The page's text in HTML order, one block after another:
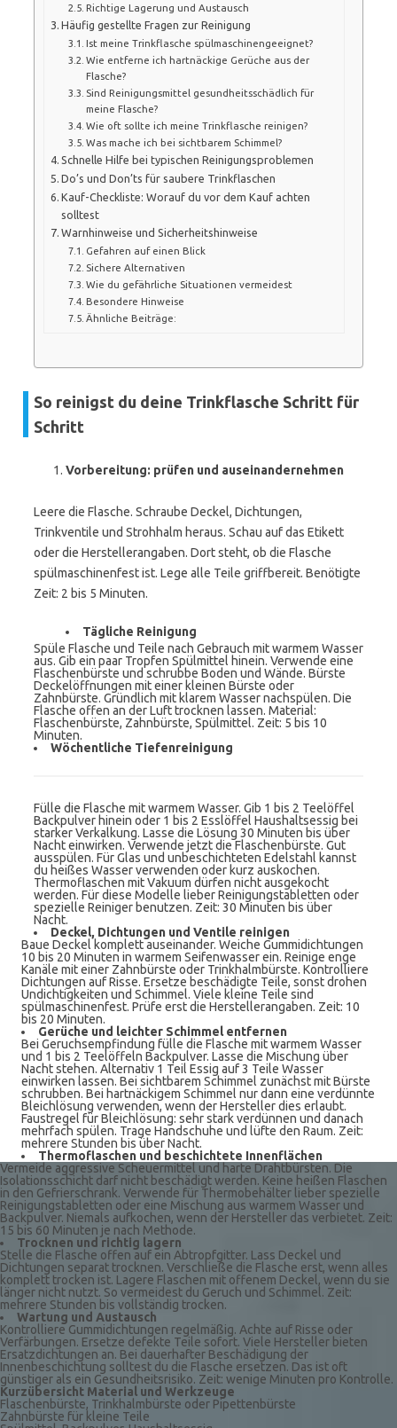
Richtige Lagerung und Austausch
Häufig gestellte Fragen zur Reinigung
Ist meine Trinkflasche spülmaschinengeeignet?
Wie entferne ich hartnäckige Gerüche aus der
Flasche?
Sind Reinigungsmittel gesundheitsschädlich für
meine Flasche?
Wie oft sollte ich meine Trinkflasche reinigen?
Was mache ich bei sichtbarem Schimmel?
Schnelle Hilfe bei typischen Reinigungsproblemen
Do’s und Don’ts für saubere Trinkflaschen
Kauf-Checkliste: Worauf du vor dem Kauf achten
solltest
Warnhinweise und Sicherheitshinweise
Gefahren auf einen Blick
Sichere Alternativen
Wie du gefährliche Situationen vermeidest
Besondere Hinweise
Ähnliche Beiträge:
So reinigst du deine Trinkflasche Schritt für
Schritt
Vorbereitung: prüfen und auseinandernehmen
Leere die Flasche. Schraube Deckel, Dichtungen,
Trinkventile und Strohhalm heraus. Schau auf das Etikett
oder die Herstellerangaben. Dort steht, ob die Flasche
spülmaschinenfest ist. Lege alle Teile griffbereit. Benötigte
Zeit: 2 bis 5 Minuten.
Tägliche Reinigung
Spüle Flasche und Teile nach Gebrauch mit warmem Wasser
aus. Gib ein paar Tropfen Spülmittel hinein. Verwende eine
Flaschenbürste und schrubbe Boden und Wände. Bürste
Deckelöffnungen mit einer kleinen Bürste oder
Zahnbürste. Gründlich mit klarem Wasser nachspülen. Die
Flasche offen an der Luft trocknen lassen. Material:
Flaschenbürste, Zahnbürste, Spülmittel. Zeit: 5 bis 10
Minuten.
Wöchentliche Tiefenreinigung
Fülle die Flasche mit warmem Wasser. Gib 1 bis 2 Teelöffel
Backpulver hinein oder 1 bis 2 Esslöffel Haushaltsessig bei
starker Verkalkung. Lasse die Lösung 30 Minuten bis über
Nacht einwirken. Verwende jetzt die Flaschenbürste. Gut
ausspülen. Für Glas und unbeschichteten Edelstahl kannst
du heißes Wasser verwenden oder kurz auskochen.
Thermoflaschen mit Vakuum dürfen nicht ausgekocht
werden. Für diese Modelle lieber Reinigungstabletten oder
spezielle Reiniger benutzen. Zeit: 30 Minuten bis über
Nacht.
Deckel, Dichtungen und Ventile reinigen
Baue Deckel komplett auseinander. Weiche Gummidichtungen
10 bis 20 Minuten in warmem Seifenwasser ein. Reinige enge
Kanäle mit einer Zahnbürste oder Trinkhalmbürste. Kontrolliere
Dichtungen auf Risse. Ersetze beschädigte Teile, sonst drohen
Undichtigkeiten und Schimmel. Viele kleine Teile sind
spülmaschinenfest. Prüfe erst die Herstellerangaben. Zeit: 10
bis 20 Minuten.
Gerüche und leichter Schimmel entfernen
Bei Geruchsempfindung fülle die Flasche mit warmem Wasser
und 1 bis 2 Teelöffeln Backpulver. Lasse die Mischung über
Nacht stehen. Alternativ 1 Teil Essig auf 3 Teile Wasser
einwirken lassen. Bei sichtbarem Schimmel zunächst mit Bürste
schrubben. Bei hartnäckigem Schimmel nur dann eine verdünnte
Bleichlösung verwenden, wenn der Hersteller dies erlaubt.
Faustregel für Bleichlösung: sehr stark verdünnen und danach
mehrfach spülen. Trage Handschuhe und lüfte den Raum. Zeit:
mehrere Stunden bis über Nacht.
Thermoflaschen und beschichtete Innenflächen
Vermeide aggressive Scheuermittel und harte Drahtbürsten. Die
Isolationsschicht darf nicht beschädigt werden. Keine heißen Flaschen
in den Gefrierschrank. Verwende für Thermobehälter lieber spezielle
Reinigungstabletten oder eine Mischung aus warmem Wasser und
Backpulver. Niemals aufkochen, wenn der Hersteller das verbietet. Zeit:
15 bis 60 Minuten je nach Methode.
Trocknen und richtig lagern
Stelle die Flasche offen auf ein Abtropfgitter. Lass Deckel und
Dichtungen separat trocknen. Verschließe die Flasche erst, wenn alles
komplett trocken ist. Lagere Flaschen mit offenem Deckel, wenn du sie
länger nicht nutzt. So vermeidest du Geruch und Schimmel. Zeit:
mehrere Stunden bis vollständig trocken.
Wartung und Austausch
Kontrolliere Gummidichtungen regelmäßig. Achte auf Risse oder
Verfärbungen. Ersetze defekte Teile sofort. Viele Hersteller bieten
Ersatzdichtungen an. Bei dauerhafter Beschädigung der
Innenbeschichtung solltest du die Flasche ersetzen. Das ist oft
günstiger als ein Gesundheitsrisiko. Zeit: wenige Minuten pro Kontrolle.
Kurzübersicht Material und Werkzeuge
Flaschenbürste, Trinkhalmbürste oder Pipettenbürste
Zahnbürste für kleine Teile